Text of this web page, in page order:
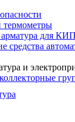
для КИП
средства
и